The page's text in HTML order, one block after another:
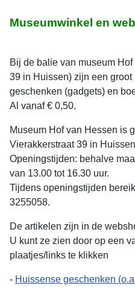
Museumwinkel en
Bij de balie van museum
39 in Huissen) zijn een
geschenken (gadgets) en
Al vanaf € 0,50.
Museum Hof van Hessen is
Vierakkerstraat 39 in
Openingstijden: behalve
van 13.00 tot 16.30 uur.
Tijdens openingstijden
3255058.
De artikelen zijn in de
U kunt ze zien door op een
plaatjes/links te klikken
- Huissense geschenken